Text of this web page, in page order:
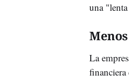
una
La